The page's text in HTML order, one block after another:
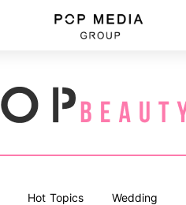
Hot Topics Wedding